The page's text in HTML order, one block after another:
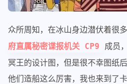
众所周知，在冰山身边潜伏着很
府直属秘密谍报机关 CP9
成员
冥王的设计图，但是很不幸图纸
他们造船这么厉害，我也来到了